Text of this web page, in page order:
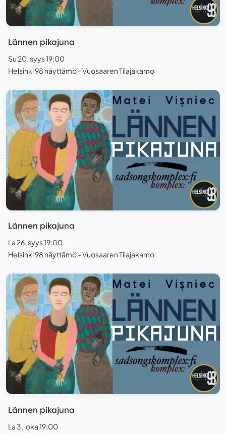
Lännen pikajuna
Su 20. syys 19:00
Helsinki 98 näyttämö - Vuosaaren Tilajakamo
Lännen pikajuna
La 26. syys 19:00
Helsinki 98 näyttämö - Vuosaaren Tilajakamo
Lännen pikajuna
La 3. loka 19:00